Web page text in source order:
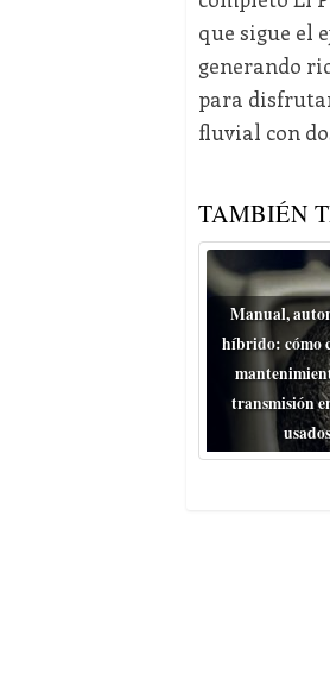
que sigue el
generando
para
fluvial con
TAMBIÉN
Manual,
híbrido: cómo
transmisión
usados